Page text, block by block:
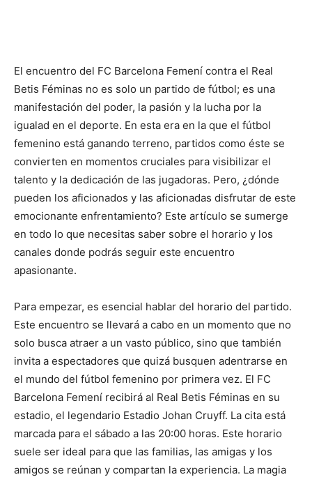
El encuentro del FC Barcelona Femení contra el Real
Betis Féminas no es solo un partido de fútbol; es una
manifestación del poder, la pasión y la lucha por la
igualad en el deporte. En esta era en la que el fútbol
femenino está ganando terreno, partidos como éste se
convierten en momentos cruciales para visibilizar el
talento y la dedicación de las jugadoras. Pero, ¿dónde
pueden los aficionados y las aficionadas disfrutar de este
emocionante enfrentamiento? Este artículo se sumerge
en todo lo que necesitas saber sobre el horario y los
canales donde podrás seguir este encuentro
apasionante.
Para empezar, es esencial hablar del horario del partido.
Este encuentro se llevará a cabo en un momento que no
solo busca atraer a un vasto público, sino que también
invita a espectadores que quizá busquen adentrarse en
el mundo del fútbol femenino por primera vez. El FC
Barcelona Femení recibirá al Real Betis Féminas en su
estadio, el legendario Estadio Johan Cruyff. La cita está
marcada para el sábado a las 20:00 horas. Este horario
suele ser ideal para que las familias, las amigas y los
amigos se reúnan y compartan la experiencia. La magia